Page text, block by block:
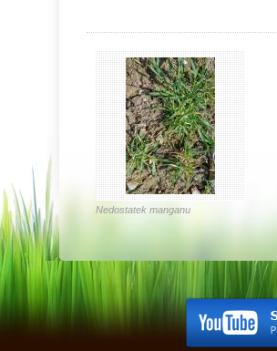
Nedostatek manganu